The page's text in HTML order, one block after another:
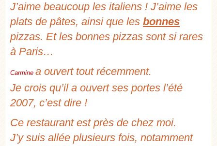
J’aime beaucoup les italiens ! J’aime les
plats de pâtes, ainsi que les bonnes
pizzas. Et les bonnes pizzas sont si rares
à Paris…
Carmine a ouvert tout récemment.
Je crois qu’il a ouvert ses portes l’été
2007, c’est dire !
Ce restaurant est près de chez moi.
J’y suis allée plusieurs fois, notamment